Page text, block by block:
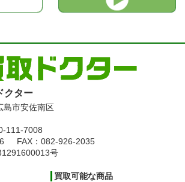
クター
島市安佐南区
111-7008
FAX：082-926-2035
号
買取可能な商品